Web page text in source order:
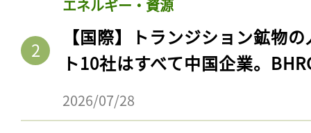
エネルギー・資源
【国際】トランジション鉱物
ト10社はすべて中国企業。
2026/07/28